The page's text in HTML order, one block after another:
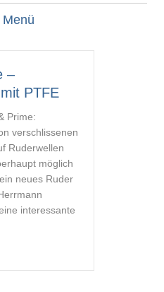
Menü
–
PTFE
Prime:
verschlissenen
Ruderwellen
möglich
neues Ruder
interessante
Ruderwelle – Reparatur mit